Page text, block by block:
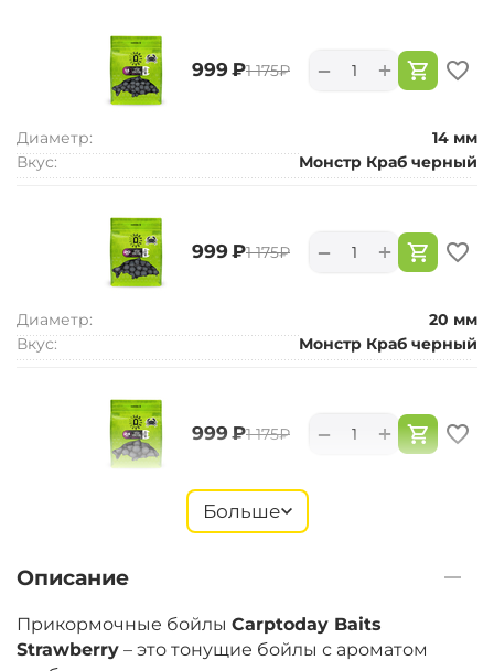
‍999‍ ₽‍1 175‍₽ +
−
Диаметр:
14 мм
Вкус:
Монстр Краб черный
‍999‍ ₽‍1 175‍₽ +
−
Диаметр:
20 мм
Вкус:
Монстр Краб черный
‍999‍ ₽‍1 175‍₽ +
−
Монстр Краб черный
‍899‍ ₽‍1 058‍₽ +
−
Больше
Описание
Прикормочные бойлы Carptoday Baits
Strawberry – это тонущие бойлы с ароматом